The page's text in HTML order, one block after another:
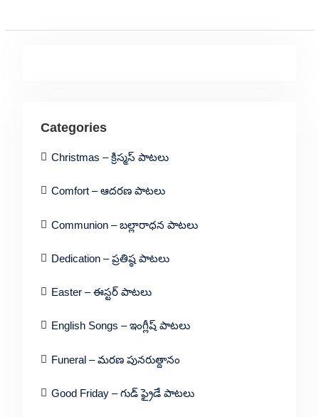
Categories
Christmas – క్రిస్మస్ పాటలు
Comfort – ఆదరణ పాటలు
Communion – బల్లారాధన పాటలు
Dedication – ప్రతిష్ఠ పాటలు
Easter – ఈస్టర్ పాటలు
English Songs – ఇంగ్లీష్ పాటలు
Funeral – మరణ పునరుత్దానం
Good Friday – గుడ్ ఫ్రైడే పాటలు